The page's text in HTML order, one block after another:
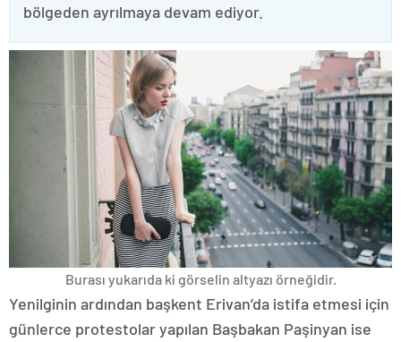
bölgeden ayrılmaya devam ediyor.
Burası yukarıda ki görselin altyazı örneğidir.
Yenilginin ardından başkent Erivan’da istifa etmesi için
günlerce protestolar yapılan Başbakan Paşinyan ise